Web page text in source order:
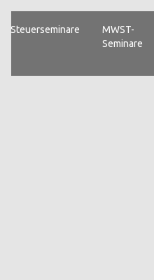
Steuerseminare
MWST-
Seminare